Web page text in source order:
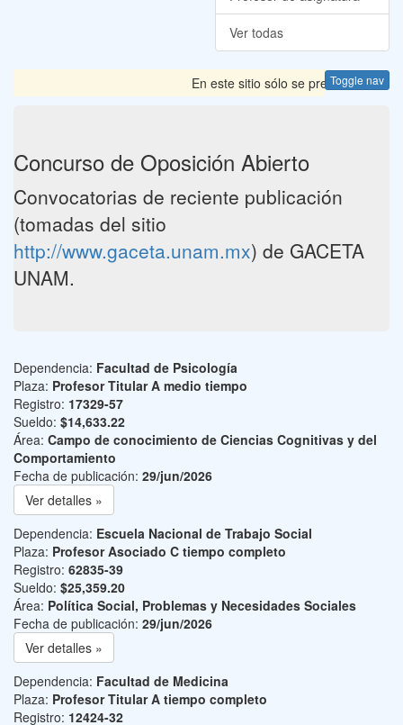
Ver todas
Toggle nav
En este sitio sólo se presentan las
Concurso de Oposición Abierto
Convocatorias de reciente publicación
(tomadas del sitio
http://www.gaceta.unam.mx) de GACETA
UNAM.
Dependencia: Facultad de Psicología
Plaza: Profesor Titular A medio tiempo
Registro: 17329-57
Sueldo: $14,633.22
Área: Campo de conocimiento de Ciencias Cognitivas y del
Comportamiento
Fecha de publicación: 29/jun/2026
Ver detalles »
Dependencia: Escuela Nacional de Trabajo Social
Plaza: Profesor Asociado C tiempo completo
Registro: 62835-39
Sueldo: $25,359.20
Área: Política Social, Problemas y Necesidades Sociales
Fecha de publicación: 29/jun/2026
Ver detalles »
Dependencia: Facultad de Medicina
Plaza: Profesor Titular A tiempo completo
Registro: 12424-32